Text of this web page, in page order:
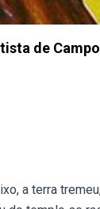
de
a terra